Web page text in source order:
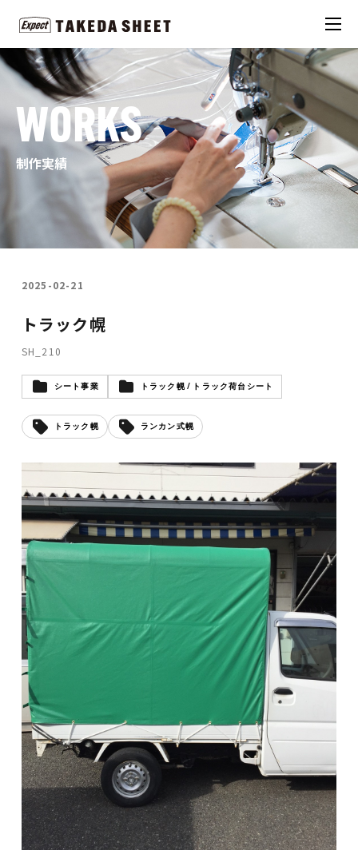
WORKS
制作実績
2025-02-21
トラック幌
SH_210
シート事業 トラック幌 / トラック荷台シート
トラック幌 ランカン式幌